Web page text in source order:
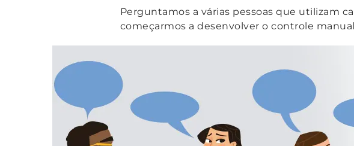
Perguntamos a várias pessoas que utilizam
começarmos a desenvolver o controle